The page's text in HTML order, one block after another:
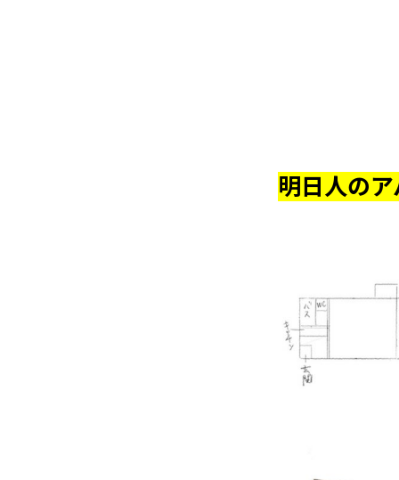
明日人の